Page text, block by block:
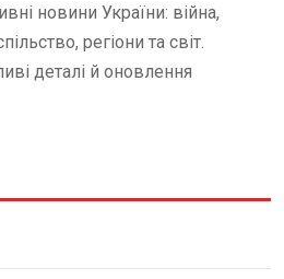
новини України: війна,
регіони та світ.
деталі й оновлення